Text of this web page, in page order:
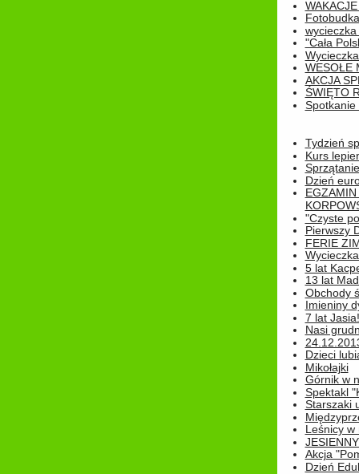
Fotobudka
"Cała
WESOŁE
AKCJA
ŚWIĘTO
Spotkanie
Tydzień
Kurs
Dzień
"Czyste
Pierwszy
FERIE
5 lat
13 lat
Obchody
Imieniny
7 lat Jasia!
Nasi
Dzieci
Mikołajki
Górnik w
Spektakl
Starszaki
Leśnicy w
Akcja
Dzień